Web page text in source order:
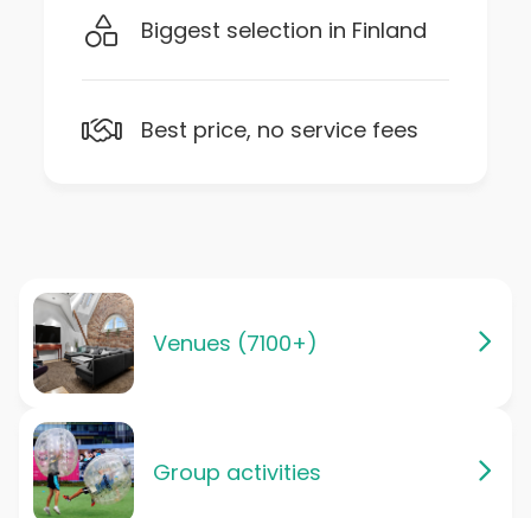
Biggest selection in Finland
Best price, no service fees
Venues (7100+)
Group activities